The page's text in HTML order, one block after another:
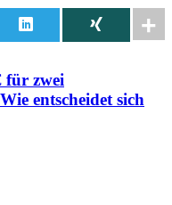
für zwei
entscheidet sich